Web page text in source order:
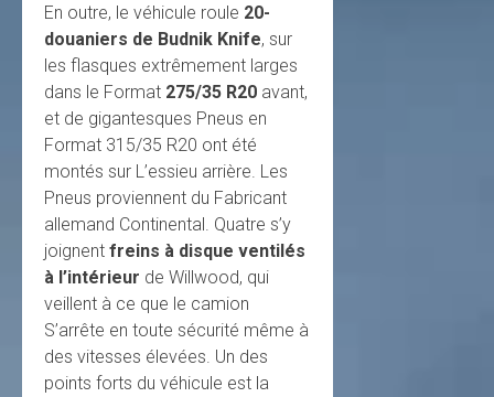
En outre, le véhicule roule 20-
douaniers de Budnik Knife, sur
les flasques extrêmement larges
dans le Format 275/35 R20 avant,
et de gigantesques Pneus en
Format 315/35 R20 ont été
montés sur L’essieu arrière. Les
Pneus proviennent du Fabricant
allemand Continental. Quatre s’y
joignent freins à disque ventilés
à l’intérieur de Willwood, qui
veillent à ce que le camion
S’arrête en toute sécurité même à
des vitesses élevées. Un des
points forts du véhicule est la